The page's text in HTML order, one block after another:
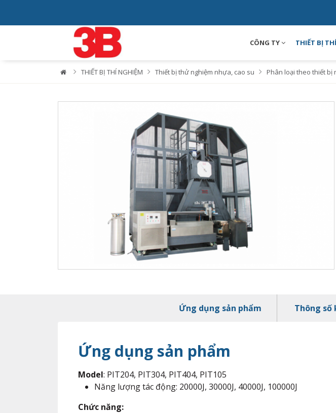
CÔNG TY THIẾT BỊ
THIẾT BỊ THÍ NGHIỆM Thiết bị thử nghiệm nhựa, cao su Phân loại theo thiết bị
Ứng dụng sản phẩm Thông
Ứng dụng sản phẩm
Model: PIT204, PIT304, PIT404, PIT105
Năng lượng tác động: 20000J, 30000J, 40000J, 100000J
Chức năng: